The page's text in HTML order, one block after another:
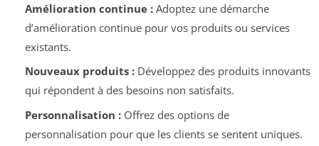
Amélioration continue :Adoptez une démarche
d’amélioration continue pour vos produits ou services
existants.
Nouveaux produits :Développez des produits innovants
qui répondent à des besoins non satisfaits.
Personnalisation :Offrez des options de
personnalisation pour que les clients se sentent uniques.